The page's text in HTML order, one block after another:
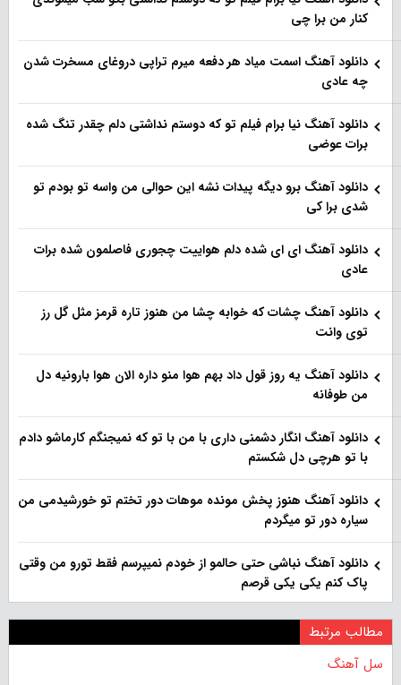
کنار من برا چی
دانلود آهنگ اسمت میاد هر دفعه میرم تراپی دروغای مسخرت شدن
چه عادی
دانلود آهنگ نیا برام فیلم تو‌ که دوستم نداشتی دلم چقدر تنگ شده
برات عوضی
دانلود آهنگ برو دیگه پیدات نشه این حوالی من واسه تو‌ بودم تو
شدی برا کی
دانلود آهنگ ای ای شده دلم هواییت چجوری فاصلمون شده برات
عادی
دانلود آهنگ چشات که خوابه چشا من هنوز تاره قرمز مثل گل رز
توی وانت
دانلود آهنگ یه روز قول داد بهم هوا منو داره الان هوا بارونیه دل
من طوفانه
دانلود آهنگ انگار دشمنی داری با من با تو که نمیجنگم کارماشو دادم
با تو هرچی دل شکستم
دانلود آهنگ هنوز پخش مونده موهات دور تختم تو خورشیدمی من
سیاره دور تو میگردم
دانلود آهنگ نباشی حتی حالمو از خودم نمیپرسم فقط تورو من وقتی
پاک کنم یکی یکی قرصم
مطالب مرتبط
سل آهنگ